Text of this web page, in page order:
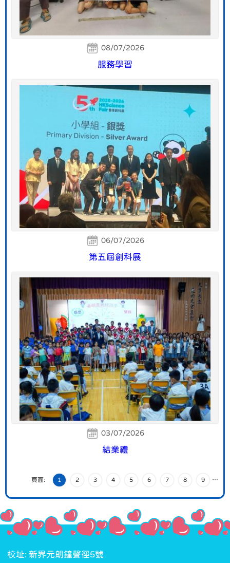
08/07/2026
服務學習
06/07/2026
第五屆創科展
03/07/2026
結業禮
頁面: 1 2 3 4 5 6 7 8 9 …
校址: 新界元朗鐘聲徑5號